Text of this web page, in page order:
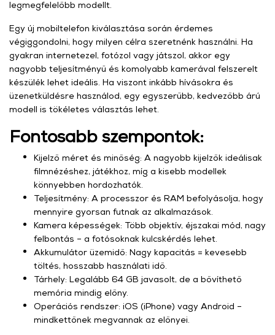
legmegfelelőbb modellt.
Egy új mobiltelefon kiválasztása során érdemes
végiggondolni, hogy milyen célra szeretnénk használni. Ha
gyakran internetezel, fotózol vagy játszol, akkor egy
nagyobb teljesítményű és komolyabb kamerával felszerelt
készülék lehet ideális. Ha viszont inkább hívásokra és
üzenetküldésre használod, egy egyszerűbb, kedvezőbb árú
modell is tökéletes választás lehet.
Fontosabb szempontok:
Kijelző méret és minőség: A nagyobb kijelzők ideálisak
filmnézéshez, játékhoz, míg a kisebb modellek
könnyebben hordozhatók.
Teljesítmény: A processzor és RAM befolyásolja, hogy
mennyire gyorsan futnak az alkalmazások.
Kamera képességek: Több objektív, éjszakai mód, nagy
felbontás – a fotósoknak kulcskérdés lehet.
Akkumulátor üzemidő: Nagy kapacitás = kevesebb
töltés, hosszabb használati idő.
Tárhely: Legalább 64 GB javasolt, de a bővíthető
memória mindig előny.
Operációs rendszer: iOS (iPhone) vagy Android –
mindkettőnek megvannak az előnyei.